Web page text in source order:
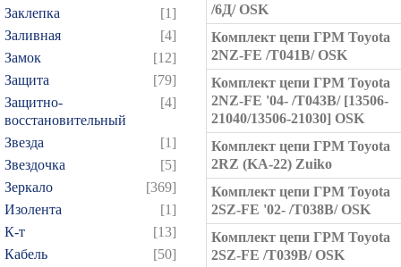
Заклепка
[1]
Заливная
[4]
Замок
[12]
Защита
[79]
Защитно-
восстановительный
[4]
Звезда
[1]
Звездочка
[5]
Зеркало
[369]
Изолента
[1]
К-т
[13]
Кабель
[50]
/6Д/ OSK
Комплект цепи ГРМ Toyota
2NZ-FE /T041B/ OSK
Комплект цепи ГРМ Toyota
2NZ-FE '04- /T043B/ [13506-
21040/13506-21030] OSK
Комплект цепи ГРМ Toyota
2RZ (KA-22) Zuiko
Комплект цепи ГРМ Toyota
2SZ-FE '02- /T038B/ OSK
Комплект цепи ГРМ Toyota
2SZ-FE /T039B/ OSK